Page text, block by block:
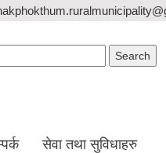
सेवा तथा सुविधाहरु